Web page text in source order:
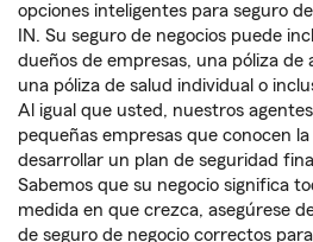
opciones inteligentes para seguro
IN. Su seguro de negocios puede
dueños de empresas, una póliza de
una póliza de salud individual o
Al igual que usted, nuestros
pequeñas empresas que conocen
desarrollar un plan de seguridad
Sabemos que su negocio significa
medida en que crezca, asegúrese
de seguro de negocio correctos